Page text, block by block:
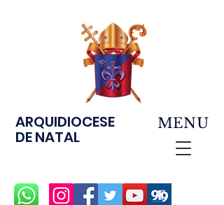
ARQUIDIOCESE
DE NATAL
MENU